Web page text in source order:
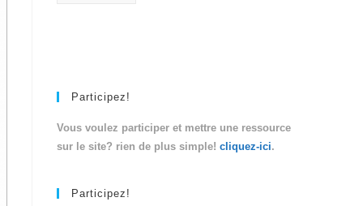
Participez!
Vous voulez participer et mettre une ressource
sur le site? rien de plus simple! cliquez-ici.
Participez!